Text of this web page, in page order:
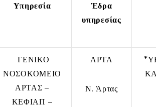
Υπηρεσία
Έδρα
υπηρεσίας
ΓΕΝΙΚΟ
ΝΟΣΟΚΟΜΕΙΟ
ΑΡΤΑΣ –
ΚΕΦΙΑΠ –
ΑΡΤΑ
Ν. Άρτας